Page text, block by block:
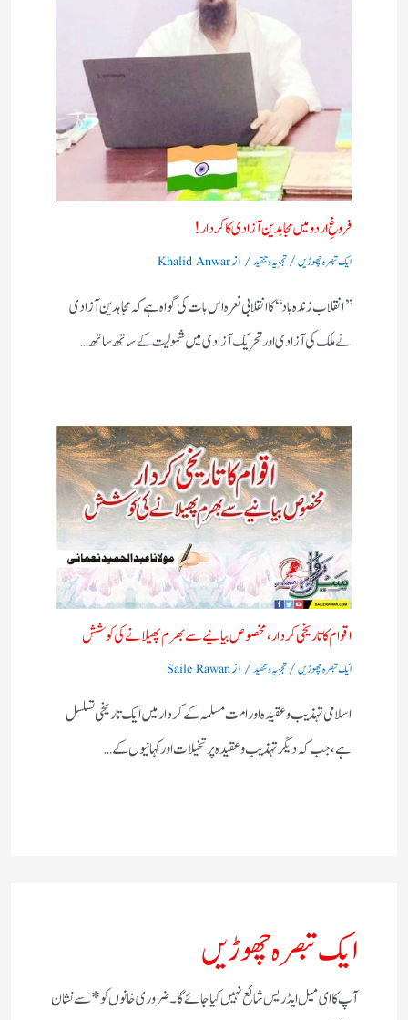
فروغِ اردو میں مجاہدین آزادی کا کردار!
ایک تبصرہ چھوڑیں/تجزیہ و تنقید/ ازKhalid Anwar
’’انقلاب زندہ باد‘‘کا انقلابی نعرہ اس بات کی گواہ ہے کہ مجاہدین آزادی
نے ملک کی آزادی اور تحریک آزادی میں شمولیت کے ساتھ ساتھ…
اقوام کا تاریخی کردار،مخصوص بیانیے سے بھرم پھیلانے کی کوشش
ایک تبصرہ چھوڑیں/تجزیہ و تنقید/ ازSaile Rawan
اسلامی تہذیب و عقیدہ اور امت مسلمہ کے کردار میں ایک تاریخی تسلسل
ہے، جب کہ دیگر تہذیب و عقیدہ پر تخیلات اور کہانیوں کے…
ایک تبصرہ چھوڑیں
آپ کا ای میل ایڈریس شائع نہیں کیا جائے گا۔ضروری خانوں کو*سے نشان